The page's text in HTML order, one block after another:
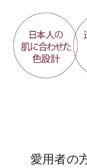
愛用者の